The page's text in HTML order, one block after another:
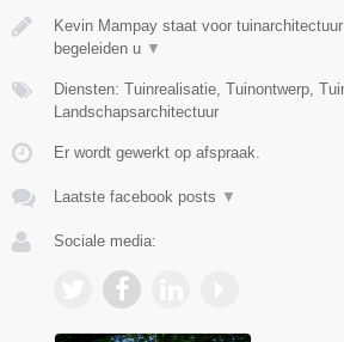
Kevin Mampay staat voor
begeleiden u ▼
Diensten: Tuinrealisatie, Tuinontwerp,
Landschapsarchitectuur
Er wordt gewerkt op afspraak.
Laatste facebook posts ▼
Sociale media: